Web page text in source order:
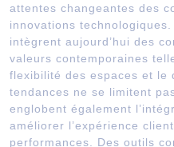
attentes changeantes des
innovations
intègrent aujourd’hui des
valeurs contemporaines
flexibilité des espaces et le
tendances ne se limitent
englobent également
améliorer l’expérience
performances. Des outils